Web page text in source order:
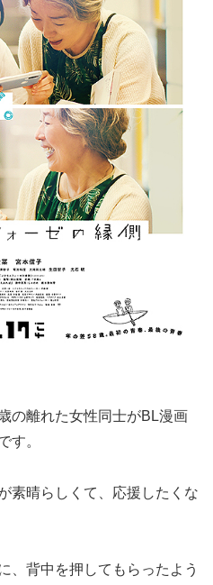
の離れた女性同士がBL漫画
す。
素晴らしくて、応援したくな
、背中を押してもらったよう